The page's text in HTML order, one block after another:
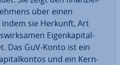
über einen
sie Herkunft, Art
Ei­gen­ka­pi­tal­
Das GuV-Konto ist ein
und ein Kern­